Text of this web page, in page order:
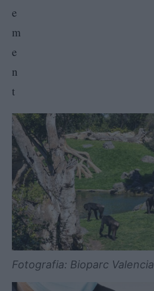
Fotografia: Bioparc Valencia